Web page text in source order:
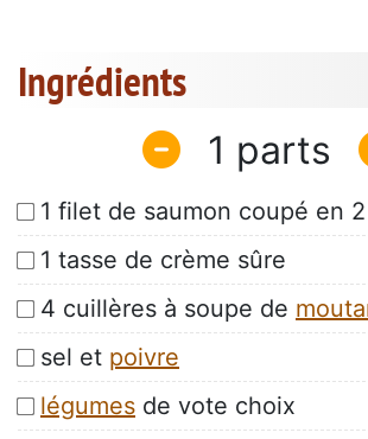
Ingrédients
1
1 filet de saumon coupé en
1 tasse de crème sûre
4 cuillères à soupe de
sel et poivre
légumes de vote choix